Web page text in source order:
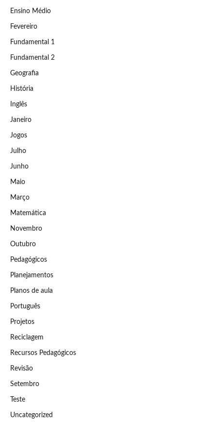
Ensino Médio
Fevereiro
Fundamental 1
Fundamental 2
Geografia
História
Inglês
Janeiro
Jogos
Julho
Junho
Maio
Março
Matemática
Novembro
Outubro
Pedagógicos
Planejamentos
Planos de aula
Português
Projetos
Reciclagem
Recursos Pedagógicos
Revisão
Setembro
Teste
Uncategorized